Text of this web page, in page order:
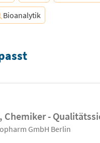
Bioanalytik
Chemiker -
GmbH Berlin